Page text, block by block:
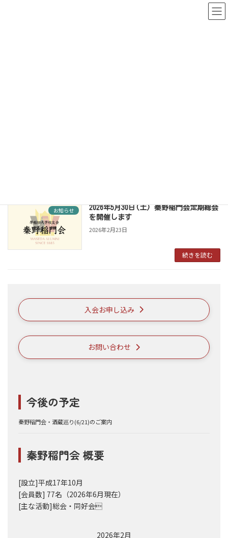
お知らせ
2026年5月30日(土) 秦野稲門会定期総会
を開催します
2026年2月23日
続きを読む
入会お申し込み
お問い合わせ
今後の予定
秦野稲門会・酒蔵巡り(6/21)のご案内
秦野稲門会 概要
[設立]平成17年10月
[会員数] 77名（2026年6月現在）
[主な活動]総会・同好会
2026年2月